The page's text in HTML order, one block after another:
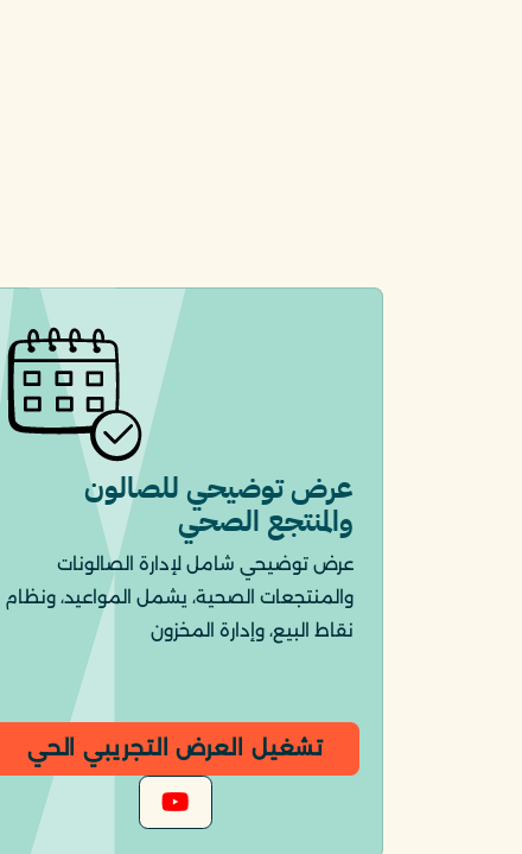
عرض توضيحي للصالون
والمنتجع الصحي
عرض توضيحي شامل لإدارة الصالونات
والمنتجعات الصحية، يشمل المواعيد، ونظام
نقاط البيع، وإدارة المخزون
تشغيل العرض التجريبي الحي